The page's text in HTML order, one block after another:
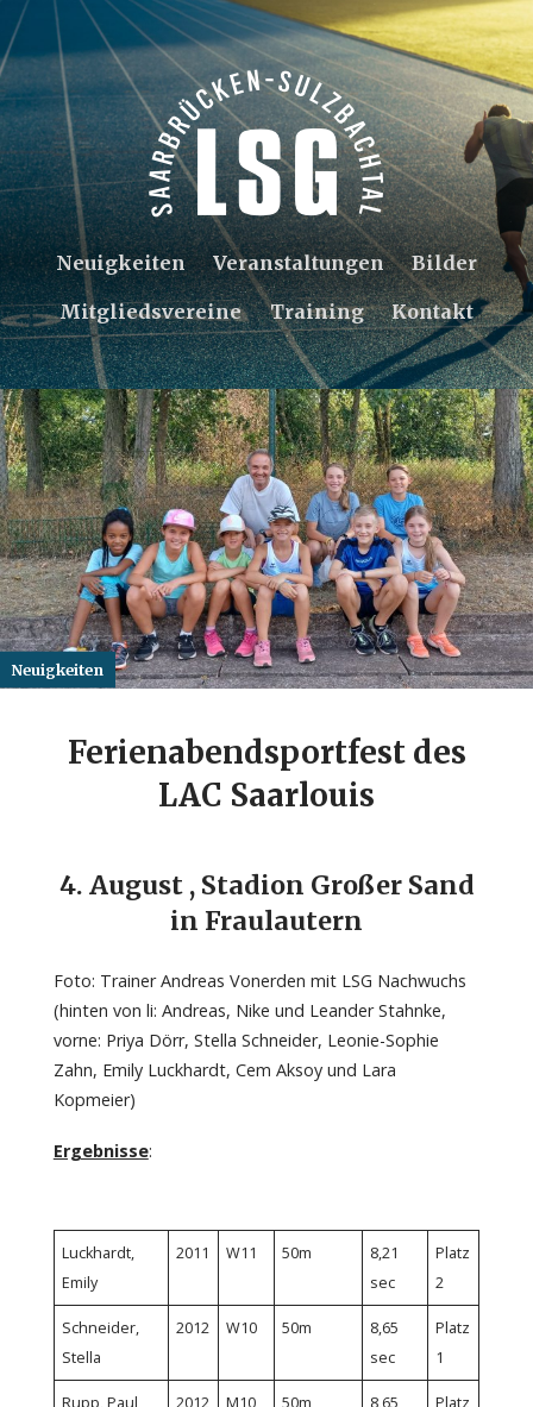
Neuigkeiten Veranstaltungen Bilder
Mitgliedsvereine Training Kontakt
Neuigkeiten
Ferienabendsportfest des
LAC Saarlouis
4. August , Stadion Großer Sand
in Fraulautern
Foto: Trainer Andreas Vonerden mit LSG Nachwuchs
(hinten von li: Andreas, Nike und Leander Stahnke,
vorne: Priya Dörr, Stella Schneider, Leonie-Sophie
Zahn, Emily Luckhardt, Cem Aksoy und Lara
Kopmeier)
Ergebnisse:
Luckhardt,
Emily
2011 W11 50m
8,21
sec
Platz
2
Schneider,
Stella
2012 W10 50m
8,65
sec
Platz
1
Rupp, Paul 2012 M10 50m
8,65
Platz